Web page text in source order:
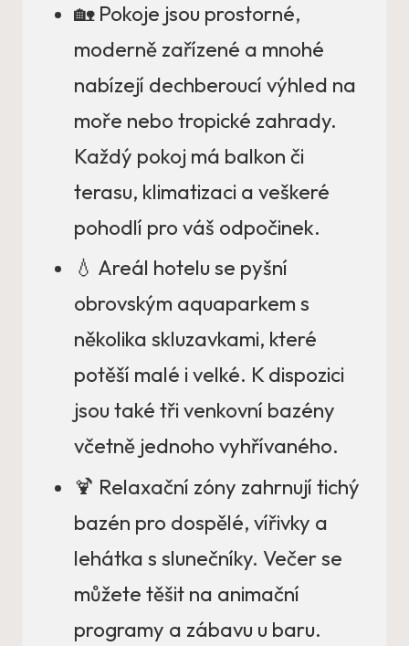
🏡 Pokoje jsou prostorné,
moderně zařízené a mnohé
nabízejí dechberoucí výhled na
moře nebo tropické zahrady.
Každý pokoj má balkon či
terasu, klimatizaci a veškeré
pohodlí pro váš odpočinek.
💧 Areál hotelu se pyšní
obrovským aquaparkem s
několika skluzavkami, které
potěší malé i velké. K dispozici
jsou také tři venkovní bazény
včetně jednoho vyhřívaného.
🍹 Relaxační zóny zahrnují tichý
bazén pro dospělé, vířivky a
lehátka s slunečníky. Večer se
můžete těšit na animační
programy a zábavu u baru.